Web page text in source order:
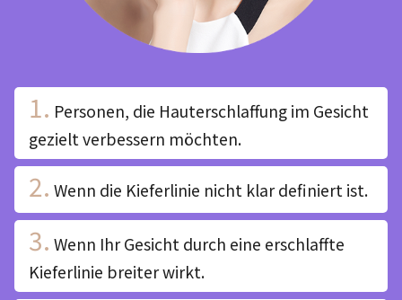
1. Personen, die Hauterschlaffung im Gesicht
gezielt verbessern möchten.
2. Wenn die Kieferlinie nicht klar definiert ist.
3. Wenn Ihr Gesicht durch eine erschlaffte
Kieferlinie breiter wirkt.